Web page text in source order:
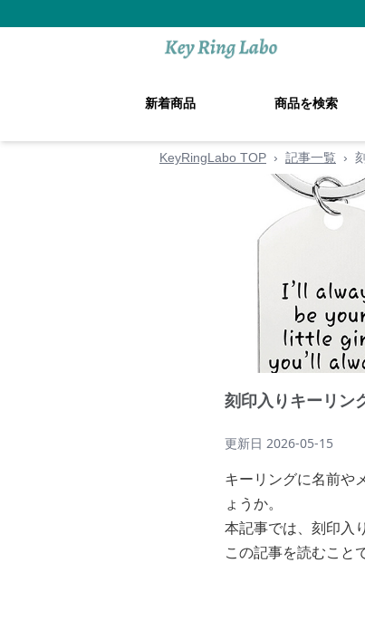
新着商品 商品を検索
KeyRingLabo TOP › 記事一覧 ›
刻印入りキーリン
更新日 2026-05-15
キーリングに名前や
ょうか。
本記事では、刻印入
この記事を読むこと